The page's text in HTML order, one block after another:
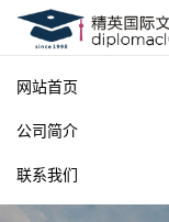
网站首页
公司简介
联系我们